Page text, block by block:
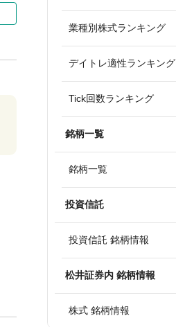
業種別株式ランキング
デイトレ適性ランキング
Tick回数ランキング
銘柄一覧
銘柄一覧
投資信託
投資信託 銘柄情報
松井証券内 銘柄情報
株式 銘柄情報